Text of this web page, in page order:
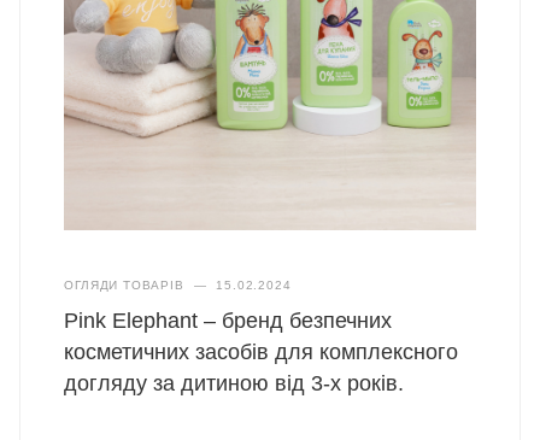
ОГЛЯДИ ТОВАРІВ — 15.02.2024
Pink Elephant – бренд безпечних
косметичних засобів для комплексного
догляду за дитиною від 3-х років.